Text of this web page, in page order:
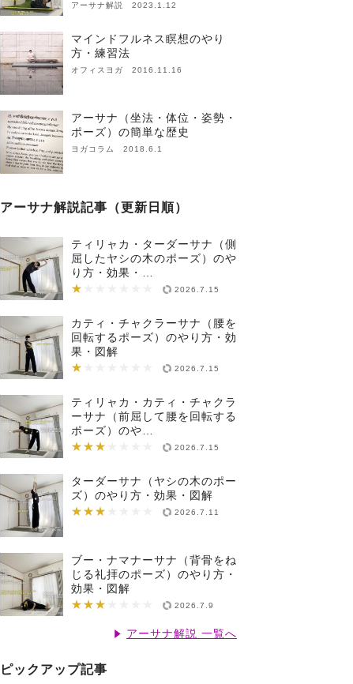
アーサナ解説 2023.1.12
マインドフルネス瞑想のやり
方・練習法
オフィスヨガ 2016.11.16
アーサナ（坐法・体位・姿勢・
ポーズ）の簡単な歴史
ヨガコラム 2018.6.1
アーサナ解説記事（更新日順）
ティリャカ・ターダーサナ（側
屈したヤシの木のポーズ）のや
り方・効果・…
★
★★★★★★★ 2026.7.15
カティ・チャクラーサナ（腰を
回転するポーズ）のやり方・効
果・図解
★
★★★★★★★ 2026.7.15
ティリャカ・カティ・チャクラ
ーサナ（前屈して腰を回転する
ポーズ）のや…
★★★
★★★★★★★ 2026.7.15
ターダーサナ（ヤシの木のポー
ズ）のやり方・効果・図解
★★★
★★★★★★★ 2026.7.11
ブー・ナマナーサナ（背骨をね
じる礼拝のポーズ）のやり方・
効果・図解
★★★
★★★★★★★ 2026.7.9
アーサナ解説 一覧へ
ピックアップ記事